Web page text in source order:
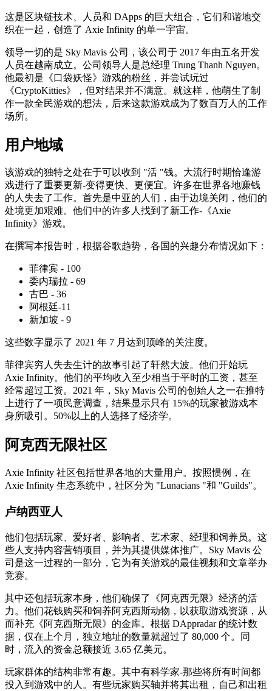
这是区块链技术、人员和 DApps 的巨大组合，它们和谐地交
织在一起，创造了 Axie Infinity 的单一宇宙。
领导一切的是 Sky Mavis 公司，该公司于 2017 年由五名开发
人员在越南成立。公司领导人是总经理 Trung Thanh Nguyen。
他最初是《口袋妖怪》游戏的粉丝，并尝试玩过
《CryptoKitties》，但对结果并不满意。就这样，他萌生了制
作一款全民游戏的想法，后来这款游戏成为了数百万人的工作
场所。
用户地域
该游戏的独特之处在于可以收到 "活 "钱。大流行时期恰逢游
戏进行了重要更新-变得更快、更便宜。许多在世界各地赚钱
的人失去了工作。首先是中亚的人们，由于边境关闭，他们的
处境更加艰难。他们中的许多人找到了新工作-《Axie
Infinity》游戏。
在撰写本报告时，根据谷歌趋势，各国的兴趣分布情况如下：
菲律宾 - 100
委内瑞拉 - 69
古巴 - 36
阿根廷-11
新加坡 - 9
这些数字显示了 2021 年 7 月达到顶峰的关注度。
菲律宾穷人失去生计的故事引起了轩然大波。他们开始玩
Axie Infinity。他们的平均收入至少相当于平时的工资，甚至
经常超过工资。2021 年，Sky Mavis 公司的创始人之一在推特
上进行了一项民意调查，结果显示只有 15%的玩家被游戏本
身所吸引。50%以上的人选择了经济学。
阿克西无限社区
Axie Infinity 社区包括世界各地的大量用户。按照惯例，在
Axie Infinity 生态系统中，社区分为 "Lunacians "和 "Guilds"。
卢纳西亚人
他们包括玩家、爱好者、影响者、艺术家、经理和饲养员。这
些人支持内容营销项目，并为其提供媒体推广。Sky Mavis 公
司是这一过程的一部分，它为有关游戏的最佳视频和文章举办
竞赛。
其中还包括玩家本身，他们确保了《阿克西无限》经济的活
力。他们花钱购买和饲养阿克西斯动物，以获取游戏资源，从
而补充《阿克西斯无限》的金库。根据 DAppradar 的统计数
据，仅在上个月，独立地址的数量就超过了 80,000 个。同
时，流入的资金总额接近 3.65 亿美元。
玩家群体的结构非常有趣。其中有科学家-那些将所有时间都
投入到游戏中的人。有些玩家购买轴并将其出租，自己和出租